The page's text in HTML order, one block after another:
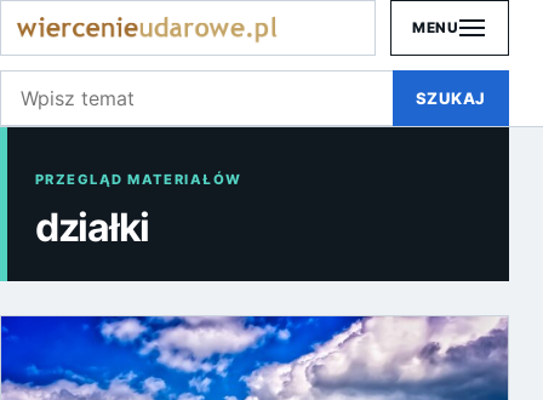
MENU
Szukaj:
SZUKAJ
PRZEGLĄD MATERIAŁÓW
działki